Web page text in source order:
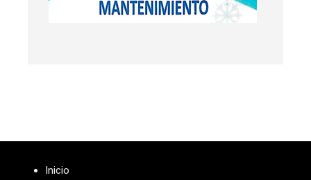
Inicio